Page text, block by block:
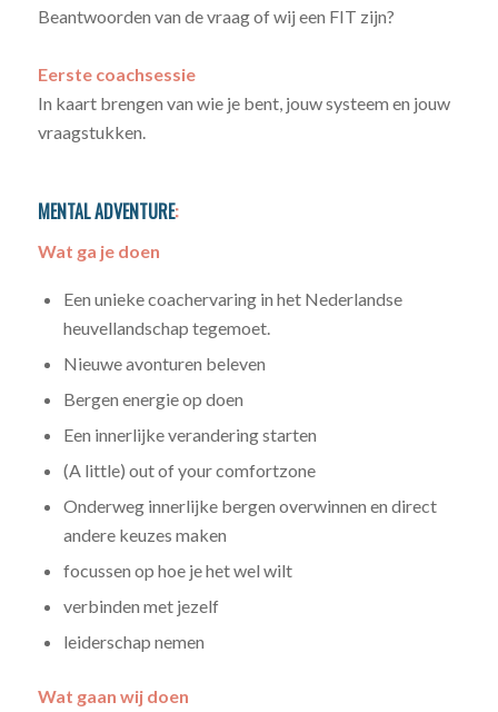
Beantwoorden van de vraag of wij een FIT zijn?
Eerste coachsessie
In kaart brengen van wie je bent, jouw systeem en jouw
vraagstukken.
MENTAL ADVENTURE:
Wat ga je doen
Een unieke coachervaring in het Nederlandse
heuvellandschap tegemoet.
Nieuwe avonturen beleven
Bergen energie op doen
Een innerlijke verandering starten
(A little) out of your comfortzone
Onderweg innerlijke bergen overwinnen en direct
andere keuzes maken
focussen op hoe je het wel wilt
verbinden met jezelf
leiderschap nemen
Wat gaan wij doen